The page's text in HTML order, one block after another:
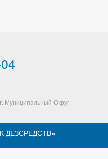
Муниципальный Округ
ДЕЗСРЕДСТВ»